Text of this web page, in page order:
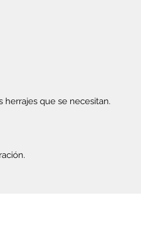
herrajes que se necesitan.